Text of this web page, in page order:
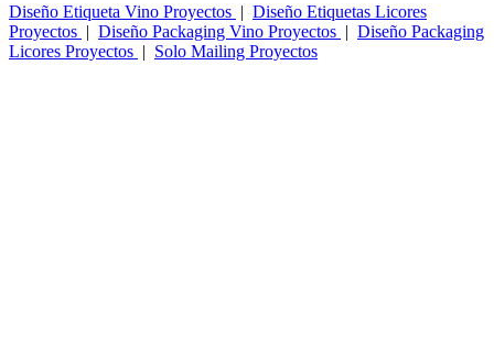
Diseño Etiqueta Vino Proyectos | Diseño Etiquetas Licores
Proyectos | Diseño Packaging Vino Proyectos | Diseño Packaging
Licores Proyectos | Solo Mailing Proyectos